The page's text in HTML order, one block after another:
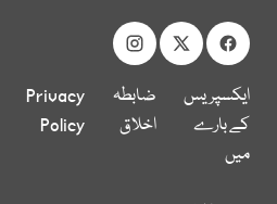
ایکسپریس
کے بارے
میں
ضابطہ
اخلاق
Privacy
Policy